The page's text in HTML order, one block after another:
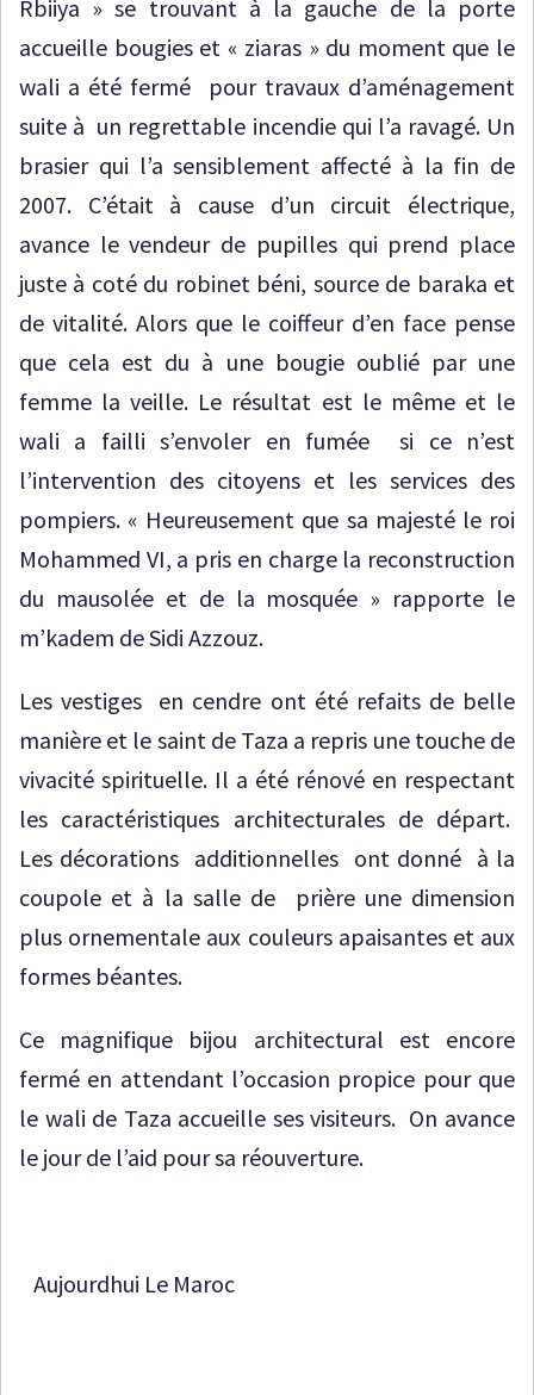
Rbiiya » se trouvant à la gauche de la porte
accueille bougies et « ziaras » du moment que le
wali a été fermé pour travaux d’aménagement
suite à un regrettable incendie qui l’a ravagé. Un
brasier qui l’a sensiblement affecté à la fin de
2007. C’était à cause d’un circuit électrique,
avance le vendeur de pupilles qui prend place
juste à coté du robinet béni, source de baraka et
de vitalité. Alors que le coiffeur d’en face pense
que cela est du à une bougie oublié par une
femme la veille. Le résultat est le même et le
wali a failli s’envoler en fumée si ce n’est
l’intervention des citoyens et les services des
pompiers. « Heureusement que sa majesté le roi
Mohammed VI, a pris en charge la reconstruction
du mausolée et de la mosquée » rapporte le
m’kadem de Sidi Azzouz.
Les vestiges en cendre ont été refaits de belle
manière et le saint de Taza a repris une touche de
vivacité spirituelle. Il a été rénové en respectant
les caractéristiques architecturales de départ.
Les décorations additionnelles ont donné à la
coupole et à la salle de prière une dimension
plus ornementale aux couleurs apaisantes et aux
formes béantes.
Ce magnifique bijou architectural est encore
fermé en attendant l’occasion propice pour que
le wali de Taza accueille ses visiteurs. On avance
le jour de l’aid pour sa réouverture.
Aujourdhui Le Maroc